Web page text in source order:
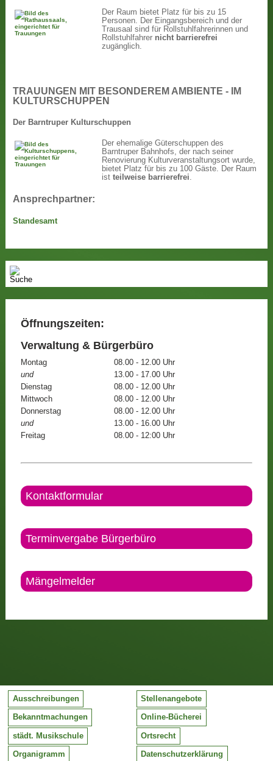
Der Raum bietet Platz für bis zu 15
Personen. Der Eingangsbereich und der
Trausaal sind für Rollstuhlfahrerinnen und
Rollstuhlfahrer nicht barrierefrei
zugänglich.
TRAUUNGEN MIT BESONDEREM AMBIENTE - IM
KULTURSCHUPPEN
Der Barntruper Kulturschuppen
Der ehemalige Güterschuppen des
Barntruper Bahnhofs, der nach seiner
Renovierung Kulturveranstaltungsort wurde,
bietet Platz für bis zu 100 Gäste. Der Raum
ist teilweise barrierefrei.
Ansprechpartner:
Standesamt
Öffnungszeiten:
Verwaltung & Bürgerbüro
Montag
08.00 - 12.00 Uhr
und
13.00 - 17.00 Uhr
Dienstag
08.00 - 12.00 Uhr
Mittwoch
08.00 - 12.00 Uhr
Donnerstag
08.00 - 12.00 Uhr
und
13.00 - 16.00 Uhr
Freitag
08.00 - 12:00 Uhr
Kontaktformular
Terminvergabe Bürgerbüro
Mängelmelder
Ausschreibungen Stellenangebote
Bekanntmachungen Online-Bücherei
städt. Musikschule Ortsrecht
Organigramm Datenschutzerklärung